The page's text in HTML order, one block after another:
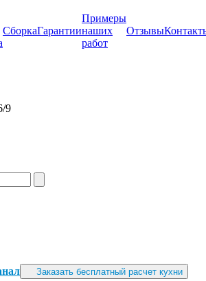
СборкаГарантии
Примеры
наших
работ
Отзывы
9
Заказать бесплатный расчет кухни